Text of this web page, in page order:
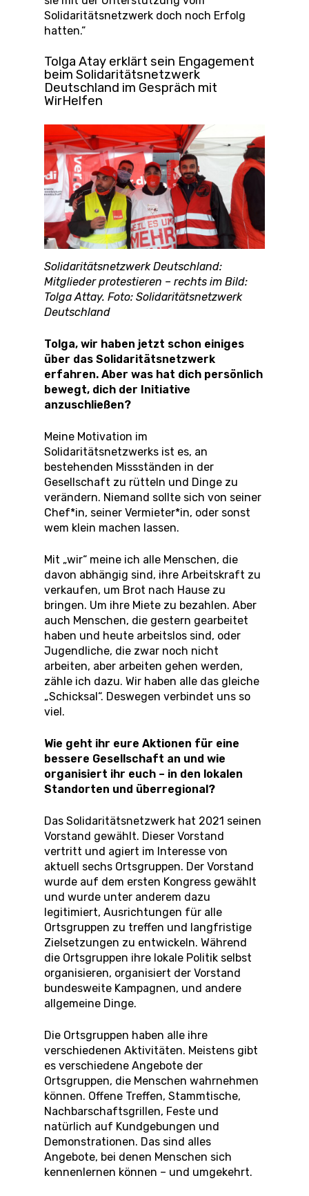
Solidaritätsnetzwerk doch noch Erfolg
hatten.“
Tolga Atay erklärt sein Engagement
beim Solidaritätsnetzwerk
Deutschland im Gespräch mit
WirHelfen
Solidaritätsnetzwerk Deutschland:
Mitglieder protestieren – rechts im Bild:
Tolga Attay. Foto: Solidaritätsnetzwerk
Deutschland
Tolga, wir haben jetzt schon einiges
über das Solidaritätsnetzwerk
erfahren. Aber was hat dich persönlich
bewegt, dich der Initiative
anzuschließen?
Meine Motivation im
Solidaritätsnetzwerks ist es, an
bestehenden Missständen in der
Gesellschaft zu rütteln und Dinge zu
verändern. Niemand sollte sich von seiner
Chef*in, seiner Vermieter*in, oder sonst
wem klein machen lassen.
Mit „wir“ meine ich alle Menschen, die
davon abhängig sind, ihre Arbeitskraft zu
verkaufen, um Brot nach Hause zu
bringen. Um ihre Miete zu bezahlen. Aber
auch Menschen, die gestern gearbeitet
haben und heute arbeitslos sind, oder
Jugendliche, die zwar noch nicht
arbeiten, aber arbeiten gehen werden,
zähle ich dazu. Wir haben alle das gleiche
„Schicksal“. Deswegen verbindet uns so
viel.
Wie geht ihr eure Aktionen für eine
bessere Gesellschaft an und wie
organisiert ihr euch – in den lokalen
Standorten und überregional?
Das Solidaritätsnetzwerk hat 2021 seinen
Vorstand gewählt. Dieser Vorstand
vertritt und agiert im Interesse von
aktuell sechs Ortsgruppen. Der Vorstand
wurde auf dem ersten Kongress gewählt
und wurde unter anderem dazu
legitimiert, Ausrichtungen für alle
Ortsgruppen zu treffen und langfristige
Zielsetzungen zu entwickeln. Während
die Ortsgruppen ihre lokale Politik selbst
organisieren, organisiert der Vorstand
bundesweite Kampagnen, und andere
allgemeine Dinge.
Die Ortsgruppen haben alle ihre
verschiedenen Aktivitäten. Meistens gibt
es verschiedene Angebote der
Ortsgruppen, die Menschen wahrnehmen
können. Offene Treffen, Stammtische,
Nachbarschaftsgrillen, Feste und
natürlich auf Kundgebungen und
Demonstrationen. Das sind alles
Angebote, bei denen Menschen sich
kennenlernen können – und umgekehrt.